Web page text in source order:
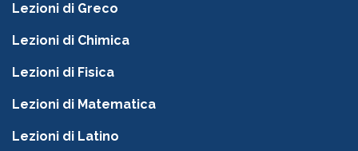
Lezioni di Greco
Lezioni di Chimica
Lezioni di Fisica
Lezioni di Matematica
Lezioni di Latino